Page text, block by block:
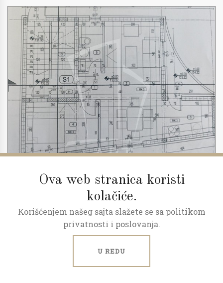
Ova web stranica koristi
kolačiće.
Korišćenjem našeg sajta slažete se sa politikom
privatnosti i poslovanja.
U REDU
3.0 52 m2 1/2
Predprodaja, povraćaj pdv-a